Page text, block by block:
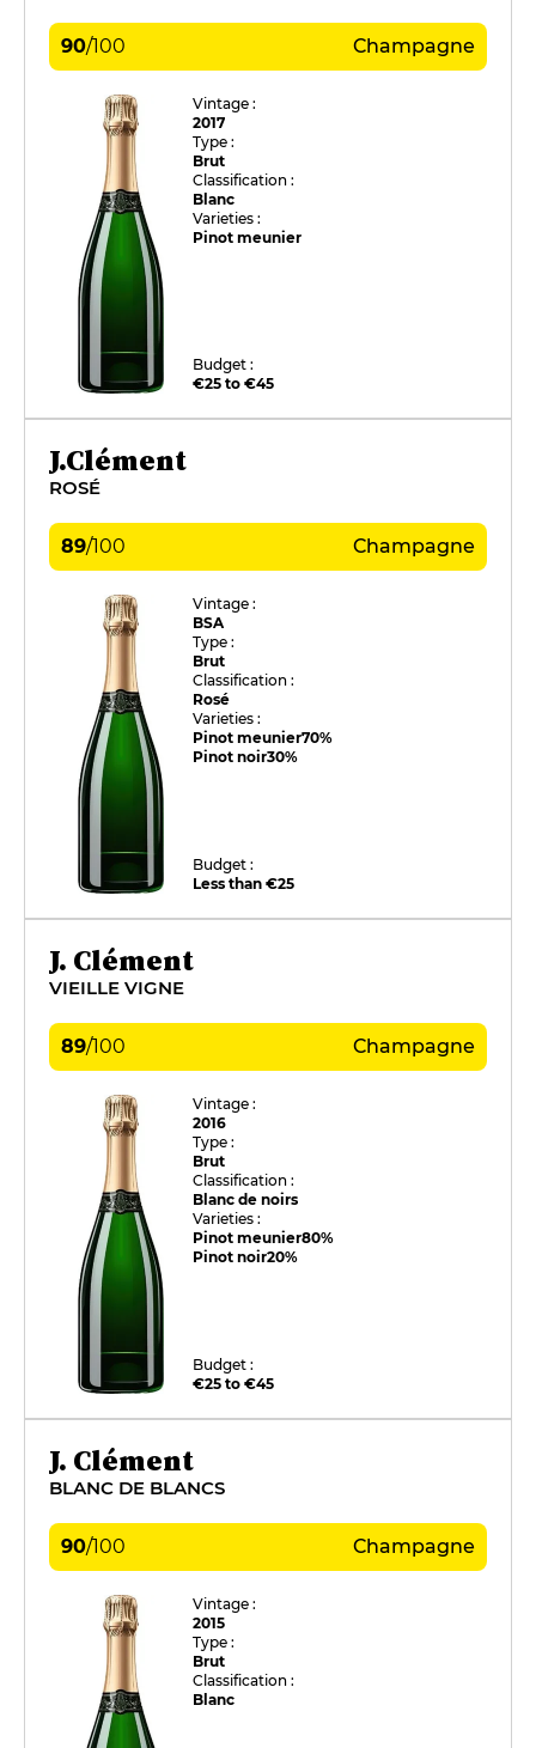
90/100 Champagne
Vintage :
2017
Type :
Brut
Classification :
Blanc
Varieties :
Pinot meunier
Budget :
€25 to €45
J.Clément
ROSÉ
89/100 Champagne
Vintage :
BSA
Type :
Brut
Classification :
Rosé
Varieties :
Pinot meunier70%
Pinot noir30%
Budget :
Less than €25
J. Clément
VIEILLE VIGNE
89/100 Champagne
Vintage :
2016
Type :
Brut
Classification :
Blanc de noirs
Varieties :
Pinot meunier80%
Pinot noir20%
Budget :
€25 to €45
J. Clément
BLANC DE BLANCS
90/100 Champagne
Vintage :
2015
Type :
Brut
Classification :
Blanc